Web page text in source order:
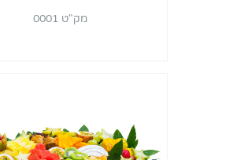
מק"ט 0001